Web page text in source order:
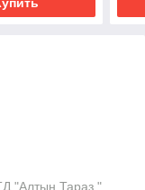
"Алтын Тараз "